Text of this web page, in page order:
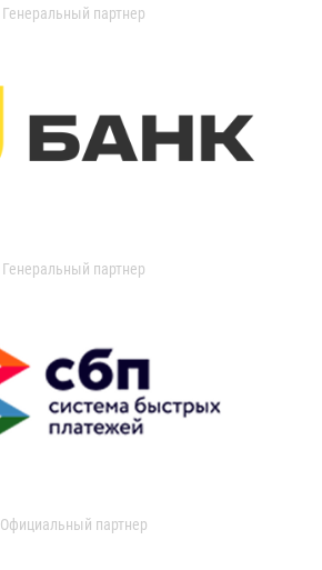
Генеральный партнер
Генеральный партнер
Официальный партнер